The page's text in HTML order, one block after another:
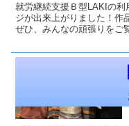
就労継続支援Ｂ型LAKIの
ジが出来上がりました！作
ぜひ、みんなの頑張りをご